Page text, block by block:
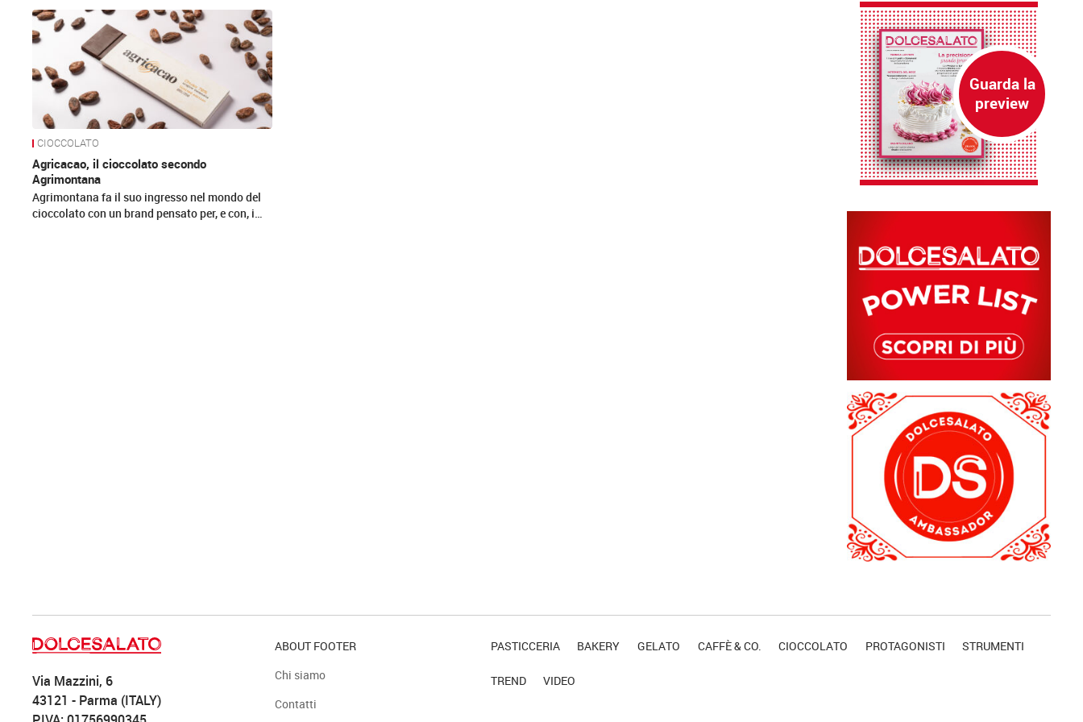
News
CIOCCOLATO
Agricacao, il cioccolato secondo
Agrimontana
Agrimontana fa il suo ingresso nel mondo del
cioccolato con un brand pensato per, e con, i…
Via Mazzini, 6
43121 - Parma (ITALY)
ABOUT FOOTER
Chi siamo
Contatti
PASTICCERIA BAKERY GELATO CAFFÈ & CO. CIOCCOLATO PROTAGONISTI STRUMENTI
TREND VIDEO